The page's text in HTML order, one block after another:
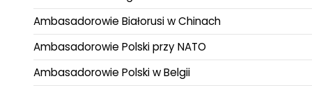
Ambasadorowie Białorusi w Chinach
Ambasadorowie Polski przy NATO
Ambasadorowie Polski w Belgii